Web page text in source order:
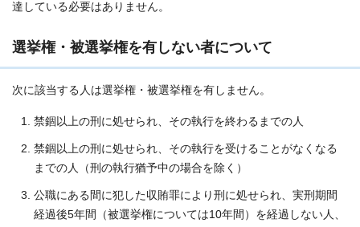
達している必要はありません。
選挙権・被選挙権を有しない者について
次に該当する人は選挙権・被選挙権を有しません。
禁錮以上の刑に処せられ、その執行を終わるまでの人
禁錮以上の刑に処せられ、その執行を受けることがなくなる
までの人（刑の執行猶予中の場合を除く）
公職にある間に犯した収賄罪により刑に処せられ、実刑期間
経過後5年間（被選挙権については10年間）を経過しない人、